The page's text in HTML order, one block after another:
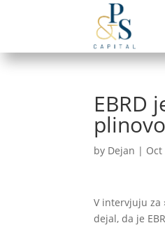
EBRD
by Dejan | Oct
V intervjuju za
dejal, da je